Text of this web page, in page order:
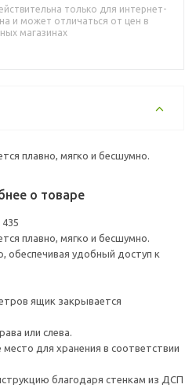
только для интернет-
и может отличаться от цен в
магазинах
плавно, мягко и бесшумно.
о товаре
плавно, мягко и бесшумно.
обеспечивая удобный доступ к
ящик закрывается
или слева.
для хранения в соответствии
благодаря стенкам из ДСП